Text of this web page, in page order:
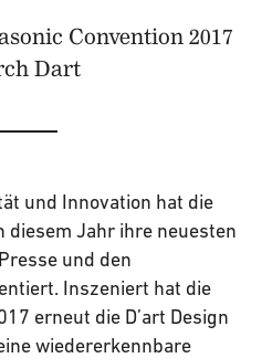
Convention 2017
Dart
und Innovation hat die
diesem Jahr ihre neuesten
und den
Inszeniert hat die
erneut die D’art Design
wiedererkennbare